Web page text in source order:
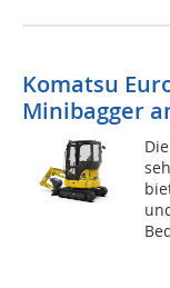
Komatsu
Minibagger